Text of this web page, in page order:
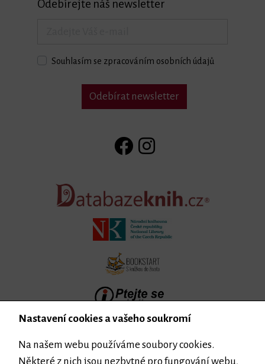
Odebírejte náš newsletter
Souhlasím se zpracováním osobních údajů
Odebírat newsletter
Nastavení cookies a vašeho soukromí
Na našem webu používáme soubory cookies.
Některé z nich jsou nezbytné pro fungování webu,